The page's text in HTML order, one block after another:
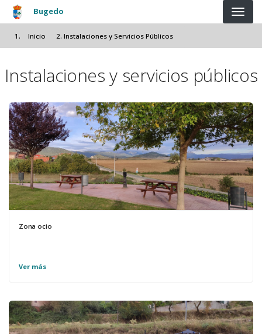
Pasar al contenido principal
Bugedo
Inicio Instalaciones y Servicios Públicos
Instalaciones y servicios públicos
Zona ocio
Ver más